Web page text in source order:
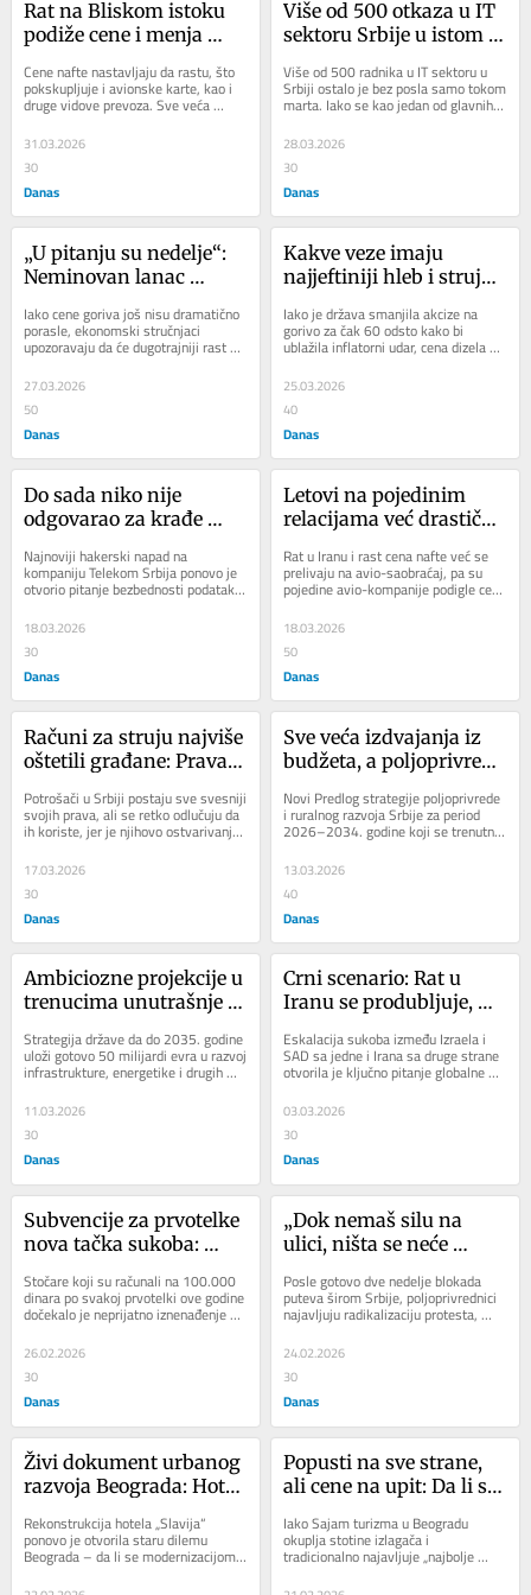
Rat na Bliskom istoku
podiže cene i menja
znači za Srbiju?
Cene nafte nastavljaju da rastu, što
pokskupljuje i avionske karte, kao i
druge vidove prevoza. Sve veća
globalna neizvesnost menja
turističke...
31.03.2026
30
Danas
Više od 500 otkaza u IT
sektoru Srbije u istom
veštačka inteligencija
jedini razlog za
dobro opravdanje?
Više od 500 radnika u IT sektoru u
Srbiji ostalo je bez posla samo tokom
marta. Iako se kao jedan od glavnih
razloga često navodi razvoj
veštačke...
28.03.2026
30
Danas
„U pitanju su nedelje“:
Neminovan lanac
cene goriva podižu i
cene hrane
Iako cene goriva još nisu dramatično
porasle, ekonomski stručnjaci
upozoravaju da će dugotrajniji rast
cena nafte neminovno pokrenuti
lanac...
27.03.2026
50
Danas
Kakve veze imaju
najjeftiniji hleb i struja
Iako je država smanjila akcize na
gorivo za čak 60 odsto kako bi
ublažila inflatorni udar, cena dizela u
Srbiji ostaje na nivou tržišnih cena
u...
25.03.2026
40
Danas
Do sada niko nije
odgovarao za krađe
korisnika Telekoma „na
izvolite“ prevarantima
Najnoviji hakerski napad na
kompaniju Telekom Srbija ponovo je
otvorio pitanje bezbednosti podataka
građana, nakon što su, prema
tvrdnjama naših...
18.03.2026
30
Danas
Letovi na pojedinim
relacijama već drastično
Iranu menja planove i
cene putovanja i ko bi
„benefite“?
Rat u Iranu i rast cena nafte već se
prelivaju na avio-saobraćaj, pa su
pojedine avio-kompanije podigle cene
karata i do 15 odsto. Uoči turističke...
18.03.2026
50
Danas
Računi za struju najviše
oštetili građane: Prava
samo na papiru, a
najčešće ih krše
Potrošači u Srbiji postaju sve svesniji
svojih prava, ali se retko odlučuju da
ih koriste, jer je njihovo ostvarivanje i
dalje otežano....
17.03.2026
30
Danas
Sve veća izdvajanja iz
budžeta, a poljoprivreda
srpski agrar?
Novi Predlog strategije poljoprivrede
i ruralnog razvoja Srbije za period
2026–2034. godine koji se trenutno
nalazi na javnoj raspravi otkriva niz...
13.03.2026
40
Danas
Ambiciozne projekcije u
trenucima unutrašnje i
nastavlja sa modelom
rasta koji je na izdisaju?
Strategija države da do 2035. godine
uloži gotovo 50 milijardi evra u razvoj
infrastrukture, energetike i drugih
sektora čini se predstavlja...
11.03.2026
30
Danas
Crni scenario: Rat u
Iranu se produbljuje,
preko 100 dolara po
barelu, stiže novi
Eskalacija sukoba između Izraela i
SAD sa jedne i Irana sa druge strane
otvorila je ključno pitanje globalne
energetike, bezbednost Ormuskog...
03.03.2026
30
Danas
Subvencije za prvotelke
nova tačka sukoba:
miliona zbog uredbe o
ograničenju subvencija
Stočare koji su računali na 100.000
dinara po svakoj prvotelki ove godine
dočekalo je neprijatno iznenađenje –
država je ograničila isplatu na...
26.02.2026
30
Danas
„Dok nemaš silu na
ulici, ništa se neće
Poljoprivrednici
omasovljuju i
poručuju da nemaju
drugog izbora
Posle gotovo dve nedelje blokada
puteva širom Srbije, poljoprivrednici
najavljuju radikalizaciju protesta,
nezadovoljni odgovorom države na
zahteve....
24.02.2026
30
Danas
Živi dokument urbanog
razvoja Beograda: Hotel
svoje vinograde, a sada
dobija staklenu zavesu
Rekonstrukcija hotela „Slavija“
ponovo je otvorila staru dilemu
Beograda – da li se modernizacijom
briše sećanje ili mu se daje novi
Popusti na sve strane,
ali cene na upit: Da li se
Sajam turizma da bi se
dobilo isto što i u
Iako Sajam turizma u Beogradu
okuplja stotine izlagača i
tradicionalno najavljuje „najbolje
ponude“, na terenu i u razgovoru sa